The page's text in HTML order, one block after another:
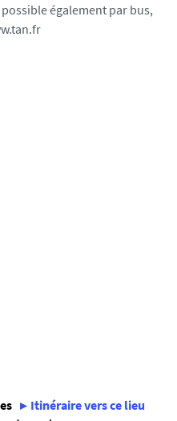
également par bus,
Itinéraire vers ce lieu